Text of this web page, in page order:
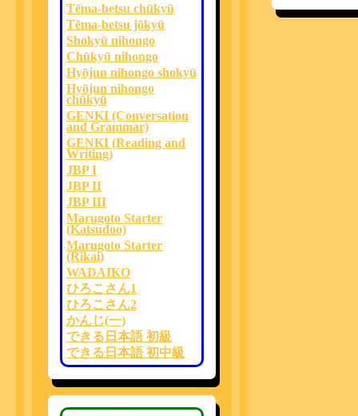
Tēma-betsu chūkyū
Tēma-betsu jōkyū
Shokyū nihongo
Chūkyū nihongo
Hyōjun nihongo shokyū
Hyōjun nihongo
chūkyū
GENKI (Conversation
and Grammar)
GENKI (Reading and
Writing)
JBP I
JBP II
JBP III
Marugoto Starter
(Katsudoo)
Marugoto Starter
(Rikai)
WADAIKO
ひろこさん1
ひろこさん2
かんじ(一)
できる日本語 初級
できる日本語 初中級